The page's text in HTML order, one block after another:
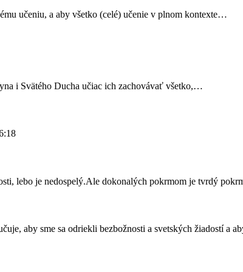
učeniu, a aby všetko (celé) učenie v plnom kontexte…
i Svätého Ducha učiac ich zachovávať všetko,…
lebo je nedospelý.Ale dokonalých pokrmom je tvrdý
aby sme sa odriekli bezbožnosti a svetských žiadostí a